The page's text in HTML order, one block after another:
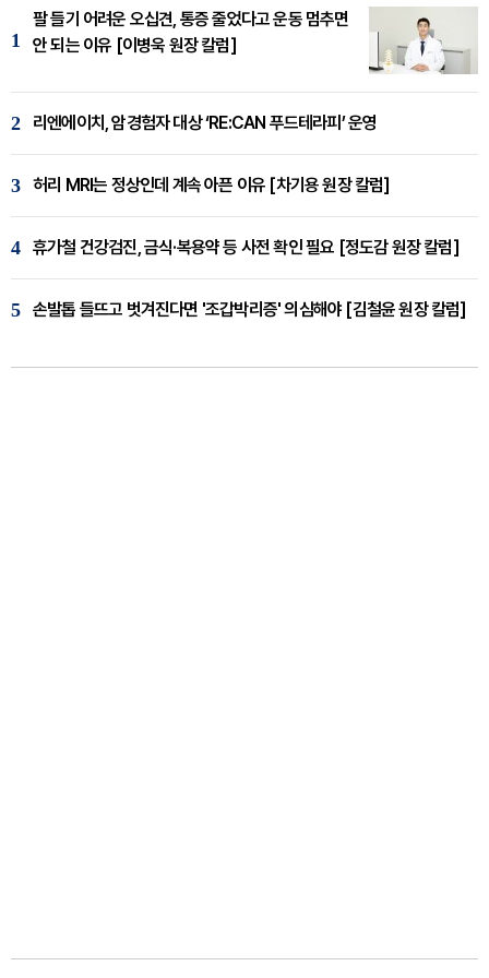
1
팔 들기 어려운 오십견, 통증 줄었다고 운동 멈추면
안 되는 이유 [이병욱 원장 칼럼]
2 리엔에이치, 암경험자 대상 ‘RE:CAN 푸드테라피’ 운영
3 허리 MRI는 정상인데 계속 아픈 이유 [차기용 원장 칼럼]
4 휴가철 건강검진, 금식·복용약 등 사전 확인 필요 [정도감 원장 칼럼]
5 손발톱 들뜨고 벗겨진다면 '조갑박리증' 의심해야 [김철윤 원장 칼럼]